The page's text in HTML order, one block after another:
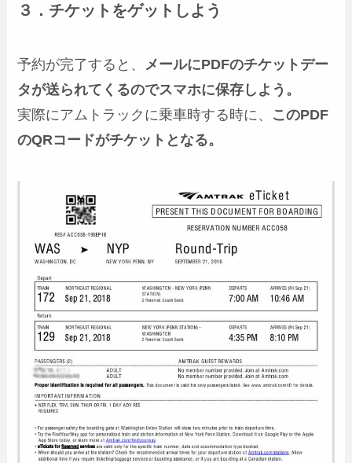
３．チケットをゲットしよう
予約が完了すると、
メールにPDFのチケットデー
タが送られてくるのでスマホに保存しよう。
実際にアムトラックに乗車時する時に、 このPDF
のQRコードがチケットとなる。